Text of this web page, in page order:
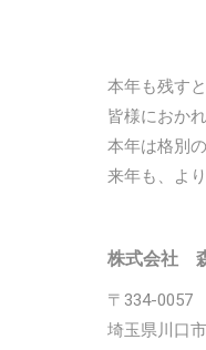
本年も残す
皆様におか
本年は格別
来年も、よ
株式会社
〒334-0057
埼玉県川口